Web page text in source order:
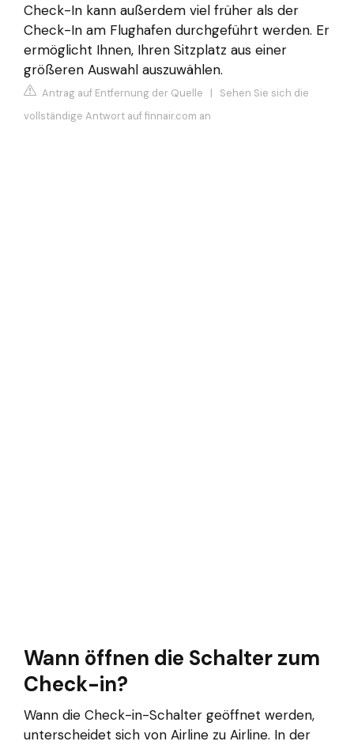
Check-In kann außerdem viel früher als der
Check-In am Flughafen durchgeführt werden. Er
ermöglicht Ihnen, Ihren Sitzplatz aus einer
größeren Auswahl auszuwählen.
Antrag auf Entfernung der Quelle | Sehen Sie sich die
vollständige Antwort auf finnair.com an
Wann öffnen die Schalter zum
Check-in?
Wann die Check-in-Schalter geöffnet werden,
unterscheidet sich von Airline zu Airline. In der